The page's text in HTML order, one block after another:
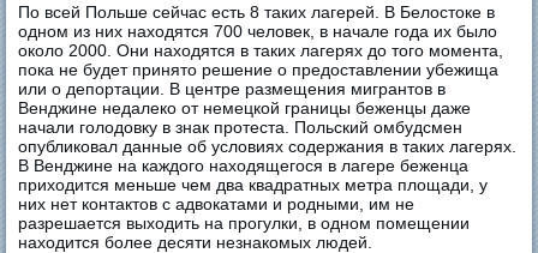
По всей Польше сейчас есть 8 таких лагерей. В Белостоке в
одном из них находятся 700 человек, в начале года их было
около 2000. Они находятся в таких лагерях до того момента,
пока не будет принято решение о предоставлении убежища
или о депортации. В центре размещения мигрантов в
Венджине недалеко от немецкой границы беженцы даже
начали голодовку в знак протеста. Польский омбудсмен
опубликовал данные об условиях содержания в таких лагерях.
В Венджине на каждого находящегося в лагере беженца
приходится меньше чем два квадратных метра площади, у
них нет контактов с адвокатами и родными, им не
разрешается выходить на прогулки, в одном помещении
находится более десяти незнакомых людей.